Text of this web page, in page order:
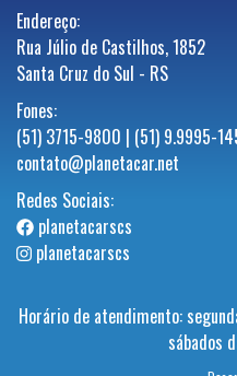
Endereço:
Rua Júlio de Castilhos, 1852
Santa Cruz do Sul - RS
Fones:
(51) 3715-9800 | (51) 9.9995-
contato@planetacar.net
Redes Sociais:
planetacarscs
planetacarscs
Horário de atendimento:
sábados